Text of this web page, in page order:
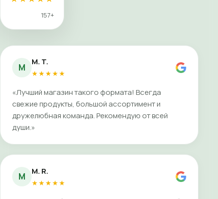
157+
M M. T.
★★★★★
«Лучший магазин такого формата! Всегда
свежие продукты, большой ассортимент и
дружелюбная команда. Рекомендую от всей
души.»
M M. R.
★★★★★